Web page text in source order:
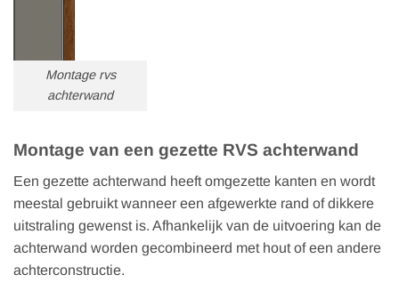
Montage rvs
achterwand
Montage van een gezette RVS achterwand
Een gezette achterwand heeft omgezette kanten en wordt
meestal gebruikt wanneer een afgewerkte rand of dikkere
uitstraling gewenst is. Afhankelijk van de uitvoering kan de
achterwand worden gecombineerd met hout of een andere
achterconstructie.